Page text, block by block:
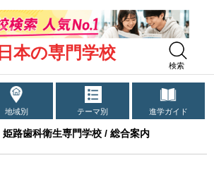
日本の専門学校
検索
地域別 テーマ別 進学ガイド
姫路歯科衛生専門学校 / 総合案内